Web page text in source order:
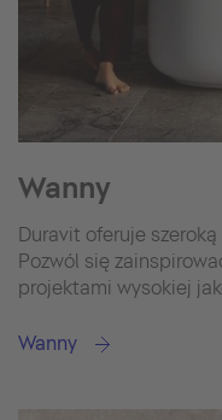
Wanny
Duravit oferuje
Pozwól się
projektami wysokiej
Wanny